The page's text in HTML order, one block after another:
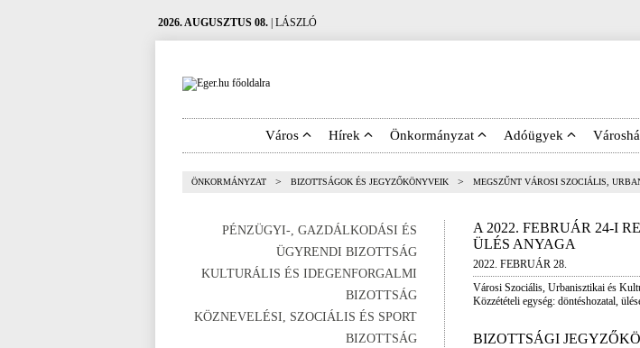
2026. AUGUSZTUS 08. | LÁSZLÓ
Város Hírek Önkormányzat Adóügyek
ÖNKORMÁNYZAT > BIZOTTSÁGOK ÉS JEGYZŐKÖNYVEIK > MEGSZŰNT VÁROSI SZOCIÁLIS,
PÉNZÜGYI-, GAZDÁLKODÁSI ÉS
ÜGYRENDI BIZOTTSÁG
KULTURÁLIS ÉS IDEGENFORGALMI
BIZOTTSÁG
KÖZNEVELÉSI, SZOCIÁLIS ÉS SPORT
BIZOTTSÁG
A 2022. FEBRUÁR 24-I
ÜLÉS ANYAGA
2022. FEBRUÁR 28.
Városi Szociális, Urbanisztikai és
Közzétételi egység: döntéshozatal,
BIZOTTSÁGI